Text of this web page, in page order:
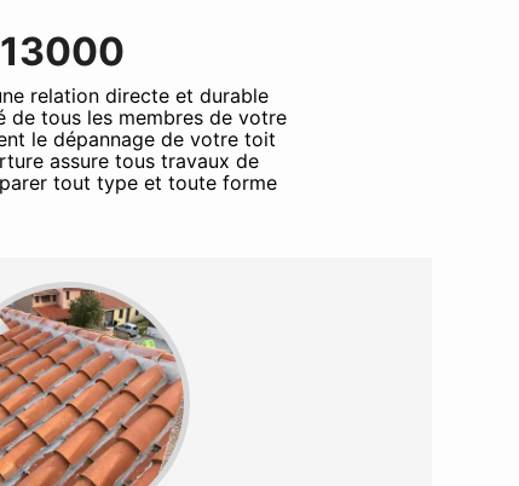
relation directe et durable
de tous les membres de votre
le dépannage de votre toit
assure tous travaux de
tout type et toute forme